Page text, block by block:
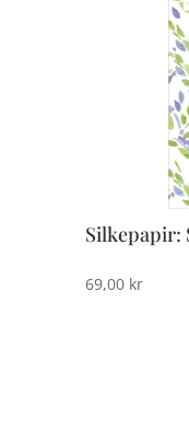
Silkepapir:
69,00 kr